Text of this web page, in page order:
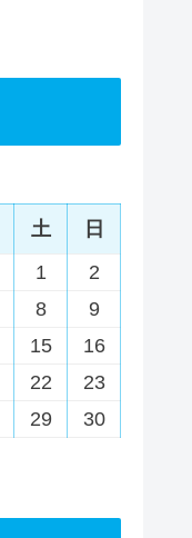
土
日
1
2
8
9
15
16
22
23
29 30